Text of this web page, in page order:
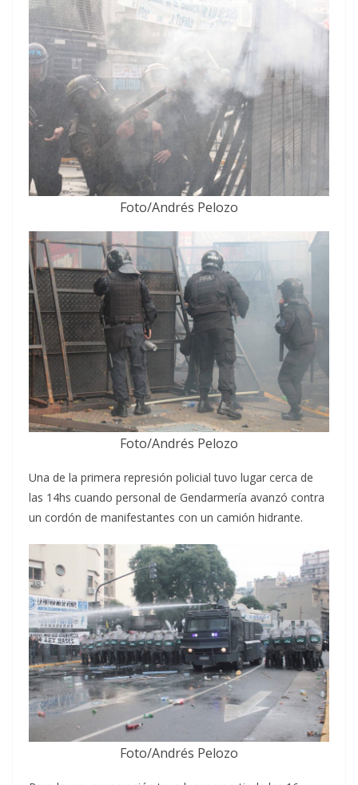
Foto/Andrés Pelozo
Foto/Andrés Pelozo
Una de la primera represión policial tuvo lugar cerca de
las 14hs cuando personal de Gendarmería avanzó contra
un cordón de manifestantes con un camión hidrante.
Foto/Andrés Pelozo